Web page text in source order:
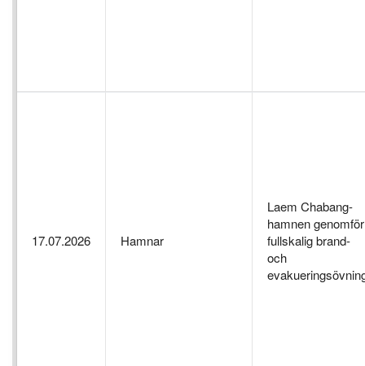
17.07.2026 Hamnar
Laem Chabang-
hamnen genomför
fullskalig brand-
och